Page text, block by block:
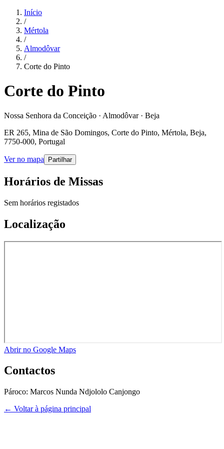
Início
/
Mértola
/
Almodôvar
/
Corte do Pinto
Corte do Pinto
Nossa Senhora da Conceição · Almodôvar · Beja
ER 265, Mina de São Domingos, Corte do Pinto, Mértola, Beja,
7750-000, Portugal
Ver no mapa Partilhar
Horários de Missas
Sem horários registados
Localização
Abrir no Google Maps
Contactos
Pároco: Marcos Nunda Ndjololo Canjongo
← Voltar à página principal